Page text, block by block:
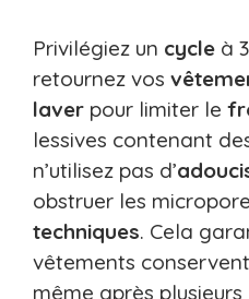
Privilégiez un cycle à
retournez vos
laver pour limiter le
lessives contenant
n’utilisez pas d’
obstruer les
techniques. Cela
vêtements
même après